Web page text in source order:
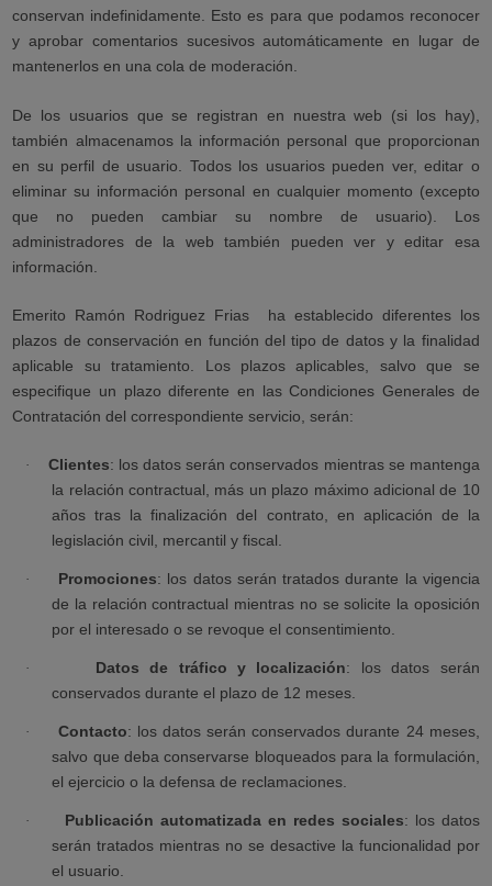
conservan indefinidamente. Esto es para que podamos reconocer
y aprobar comentarios sucesivos automáticamente en lugar de
mantenerlos en una cola de moderación.
De los usuarios que se registran en nuestra web (si los hay),
también almacenamos la información personal que proporcionan
en su perfil de usuario. Todos los usuarios pueden ver, editar o
eliminar su información personal en cualquier momento (excepto
que no pueden cambiar su nombre de usuario). Los
administradores de la web también pueden ver y editar esa
información.
Emerito Ramón Rodriguez Frias
ha establecido diferentes los
plazos de conservación en función del tipo de datos y la finalidad
aplicable su tratamiento. Los plazos aplicables, salvo que se
especifique un plazo diferente en las Condiciones Generales de
Contratación del correspondiente servicio, serán:
· Clientes: los datos serán conservados mientras se mantenga
la relación contractual, más un plazo máximo adicional de 10
años tras la finalización del contrato, en aplicación de la
legislación civil, mercantil y fiscal.
· Promociones: los datos serán tratados durante la vigencia
de la relación contractual mientras no se solicite la oposición
por el interesado o se revoque el consentimiento.
· Datos de tráfico y localización: los datos serán
conservados durante el plazo de 12 meses.
· Contacto: los datos serán conservados durante 24 meses,
salvo que deba conservarse bloqueados para la formulación,
el ejercicio o la defensa de reclamaciones.
· Publicación automatizada en redes sociales: los datos
serán tratados mientras no se desactive la funcionalidad por
el usuario.